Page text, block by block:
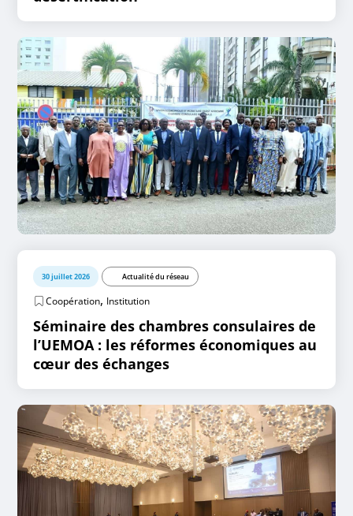
30 juillet 2026 Actualité du réseau
Coopération, Institution
Séminaire des chambres consulaires de
l’UEMOA : les réformes économiques au
cœur des échanges